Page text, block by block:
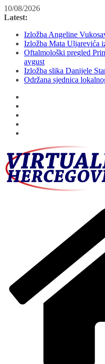
Skip
to
10/08/2026
Latest:
Izložba Angeline
Izložba Mata Uljarevića
Oftalmološki pregled
avgust
Izložba slika Danijele
Održana sjednica